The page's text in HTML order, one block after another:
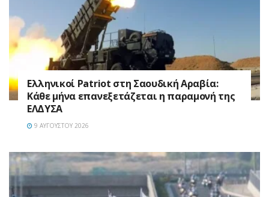
Ελληνικοί Patriot στη Σαουδική Αραβία:
Κάθε μήνα επανεξετάζεται η παραμονή της
ΕΛΔΥΣΑ
9 ΑΥΓΟΎΣΤΟΥ 2026